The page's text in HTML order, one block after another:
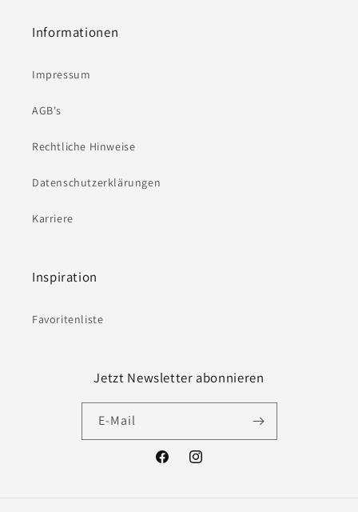
Informationen
Impressum
AGB's
Rechtliche Hinweise
Datenschutzerklärungen
Karriere
Inspiration
Favoritenliste
Jetzt Newsletter abonnieren
E-Mail
FacebookInstagram